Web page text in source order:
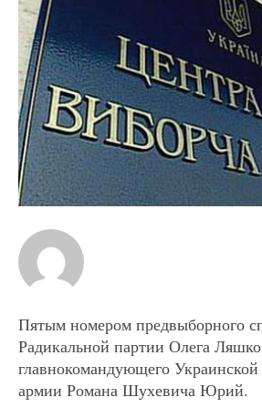
Пятым номером предвыборного
Радикальной партии Олега
главнокомандующего Украинской
армии Романа Шухевича Юрий.